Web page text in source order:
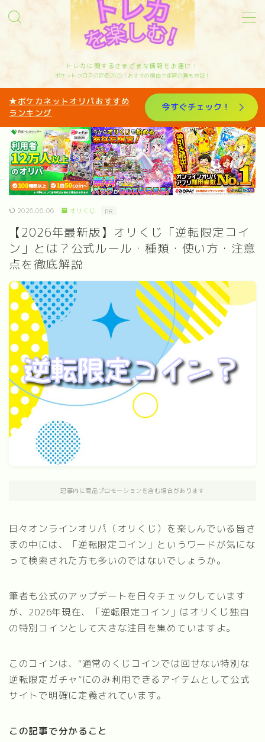
トレカに関するさまざまな情報をお届け！
サイトマップ
お問い合わせ
カテゴリー
オリパ歴10年トレカと歩んできたリアルな体験
を発信中｜管理人sakiのプロフィール
ポケットクロスの評価2025！おすすめ理由や詐欺の噂も検証！
★ポケカネットオリパおすすめ
ランキング
今すぐチェック！
2026.06.06 オリくじ PR
【2026年最新版】オリくじ「逆転限定コイ
ン」とは？公式ルール・種類・使い方・注意
点を徹底解説
記事内に商品プロモーションを含む場合があります
日々オンラインオリパ（オリくじ）を楽しんでいる皆さ
まの中には、「逆転限定コイン」というワードが気にな
って検索された方も多いのではないでしょうか。
筆者も公式のアップデートを日々チェックしています
が、2026年現在、「逆転限定コイン」はオリくじ独自
の特別コインとして大きな注目を集めていますよ。
このコインは、“通常のくじコインでは回せない特別な
逆転限定ガチャ”にのみ利用できるアイテムとして公式
サイトで明確に定義されています。
この記事で分かること